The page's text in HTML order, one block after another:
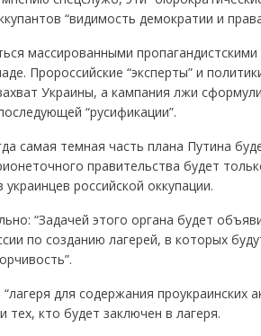
“видимость демократии и
массированными пропагандистскими
Пророссийские “эксперты” и
Украины, а кампания лжи
“русификации”.
самая темная часть плана Путина
правительства будет
российской оккупации.
“Задачей этого органа будет
по созданию лагерей, в которых
для содержания проукраинских
тех, кто будет заключен в лагеря.